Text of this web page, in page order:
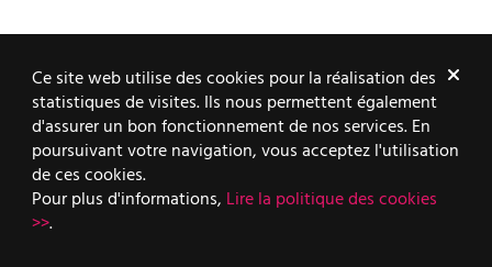
Ce site web utilise des cookies pour la réalisation des
statistiques de visites. Ils nous permettent également
d'assurer un bon fonctionnement de nos services. En
poursuivant votre navigation, vous acceptez l'utilisation
de ces cookies.
Pour plus d'informations, Lire la politique des cookies
>>.